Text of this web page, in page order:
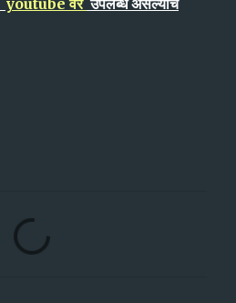
youtube वर उपलब्ध असल्याचे